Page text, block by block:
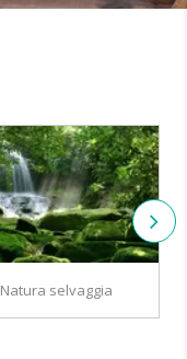
Natura selvaggia